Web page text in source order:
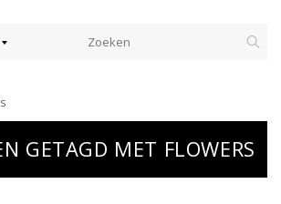
GETAGD MET FLOWERS